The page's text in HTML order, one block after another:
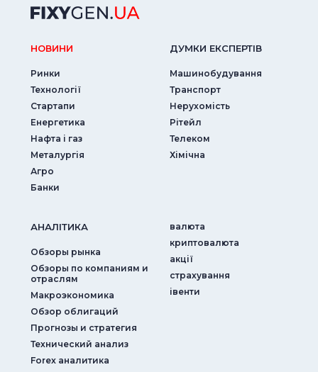
НОВИНИ
Ринки
Технології
Стартапи
Енергетика
Нафта і газ
Металургія
Агро
Банки
ДУМКИ ЕКСПЕРТIВ
Машинобудування
Транспорт
Нерухомість
Рітейл
Телеком
Хімічна
АНАЛIТИКА
Обзоры рынка
Обзоры по компаниям и
отраслям
Макроэкономика
Обзор облигаций
Прогнозы и стратегия
Технический анализ
Forex аналитика
валюта
криптовалюта
акції
страхування
iвенти